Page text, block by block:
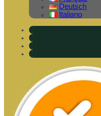
Deutsch
Italiano